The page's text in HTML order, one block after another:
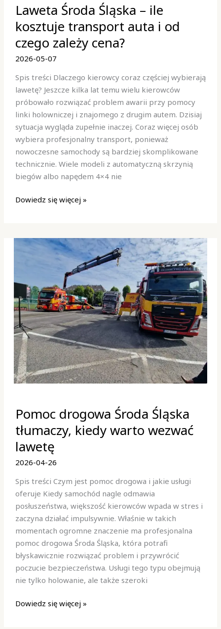
Laweta Środa Śląska – ile
kosztuje transport auta i od
czego zależy cena?
2026-05-07
Spis treści Dlaczego kierowcy coraz częściej wybierają
lawetę? Jeszcze kilka lat temu wielu kierowców
próbowało rozwiązać problem awarii przy pomocy
linki holowniczej i znajomego z drugim autem. Dzisiaj
sytuacja wygląda zupełnie inaczej. Coraz więcej osób
wybiera profesjonalny transport, ponieważ
nowoczesne samochody są bardziej skomplikowane
technicznie. Wiele modeli z automatyczną skrzynią
biegów albo napędem 4×4 nie
Środa
Śląska
–
ile
kosztuje
auta
i
od
czego
zależy
cena?
Dowiedz się więcej »
Pomoc drogowa Środa Śląska
tłumaczy, kiedy warto wezwać
lawetę
2026-04-26
Spis treści Czym jest pomoc drogowa i jakie usługi
oferuje Kiedy samochód nagle odmawia
posłuszeństwa, większość kierowców wpada w stres i
zaczyna działać impulsywnie. Właśnie w takich
momentach ogromne znaczenie ma profesjonalna
pomoc drogowa Środa Śląska, która potrafi
błyskawicznie rozwiązać problem i przywrócić
poczucie bezpieczeństwa. Usługi tego typu obejmują
nie tylko holowanie, ale także szeroki
drogowa
Środa
Śląska
tłumaczy,
kiedy
wezwać
lawetę
Dowiedz się więcej »